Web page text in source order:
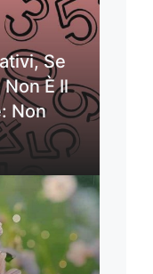
Se
È Il
Non